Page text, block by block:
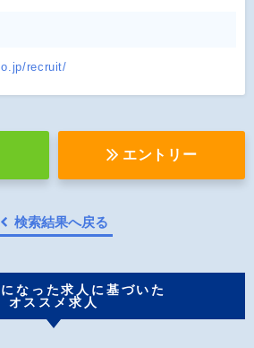
recruit/
エントリー
検索結果へ戻る
なった求人に基づいた
オススメ求人